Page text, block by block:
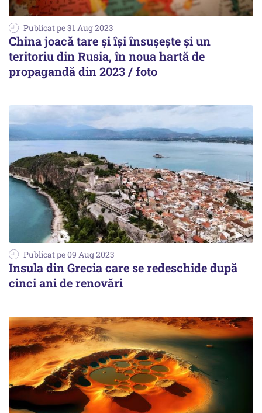
Publicat pe 31 Aug 2023
China joacă tare și își însușește și un
teritoriu din Rusia, în noua hartă de
propagandă din 2023 / foto
Publicat pe 09 Aug 2023
Insula din Grecia care se redeschide după
cinci ani de renovări